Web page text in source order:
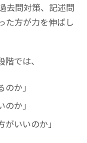
去問対策、記述問
た方が力を伸ばし
では、
か」
か」
がいいのか」